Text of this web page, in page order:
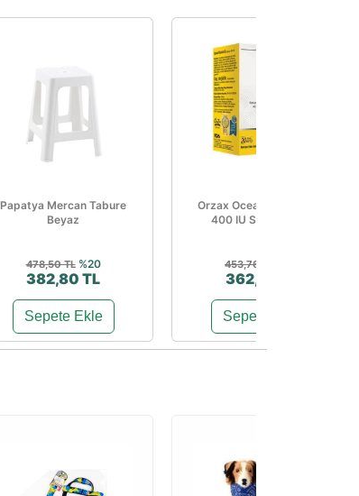
Papatya Mercan Tabure
Beyaz
478,50 TL %20
382,80 TL
Sepete Ekle
Orzax Ocean Vitamin D3
400 IU Sprey 20 ml
453,76 TL
362,97 TL
Sepete Ekle